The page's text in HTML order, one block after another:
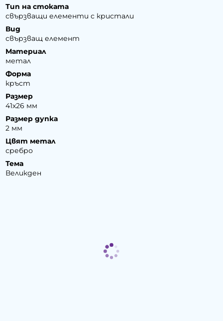
Тип на стоката
свързващи елементи с кристали
Вид
свързващ елемент
Материал
метал
Форма
кръст
Размер
41х26 мм
Размер дупка
2 мм
Цвят метал
сребро
Тема
Великден